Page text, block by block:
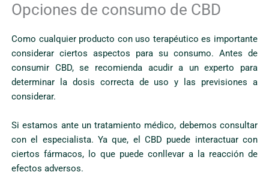
Opciones de consumo de CBD
Como cualquier producto con uso terapéutico es importante
considerar ciertos aspectos para su consumo. Antes de
consumir CBD, se recomienda acudir a un experto para
determinar la dosis correcta de uso y las previsiones a
considerar.
Si estamos ante un tratamiento médico, debemos consultar
con el especialista. Ya que, el CBD puede interactuar con
ciertos fármacos, lo que puede conllevar a la reacción de
efectos adversos.